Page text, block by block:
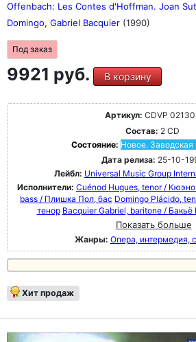
Offenbach: Les Contes d'Hoffman. Joan
Domingo, Gabriel Bacquier (1990)
Под заказ
9921 руб. В корзину
Артикул: CDVP
Состав: 2 CD
Состояние: Новое. Заводская
Дата релиза: 25-10-
Лейбл: Universal Music Group
Исполнители: Cuénod Hugues, tenor /
bass / Плишка Пол, бас Domingo Plácido,
тенор Bacquier Gabriel, baritone / Бакьё
Показать больше
Жанры: Опера, интермедия,
Хит продаж